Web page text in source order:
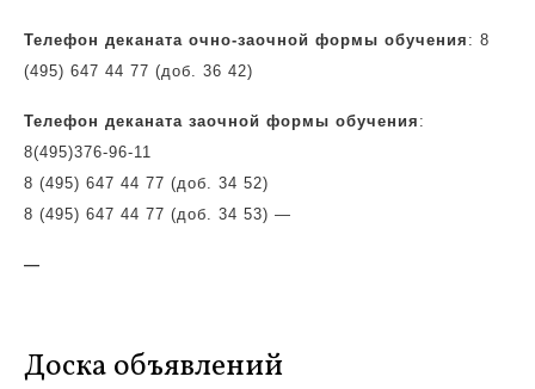
Телефон деканата очно-заочной формы обучения : 8
(495) 647 44 77 (доб. 36 42)
Телефон деканата заочной формы обучения :
8(495)376-96-11
8 (495) 647 44 77 (доб. 34 52)
8 (495) 647 44 77 (доб. 34 53) —
—
Доска объявлений